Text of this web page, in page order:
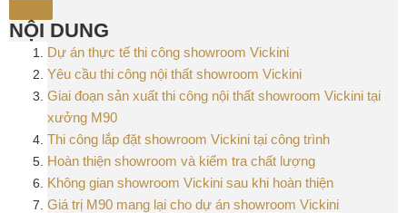
NỘI DUNG
Dự án thực tế thi công showroom Vickini
Yêu cầu thi công nội thất showroom Vickini
Giai đoạn sản xuất thi công nội thất showroom Vickini tại
xưởng M90
Thi công lắp đặt showroom Vickini tại công trình
Hoàn thiện showroom và kiểm tra chất lượng
Không gian showroom Vickini sau khi hoàn thiện
Giá trị M90 mang lại cho dự án showroom Vickini